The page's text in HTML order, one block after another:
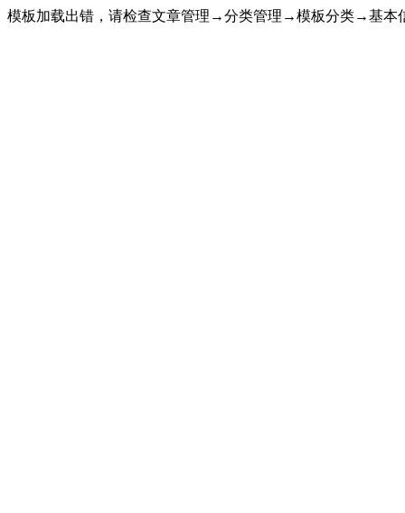
模板加载出错，请检查文章管理→分类管理→模板分类→基本